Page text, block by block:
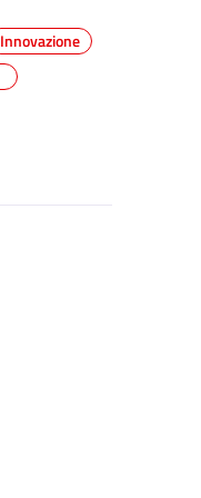
Innovazione